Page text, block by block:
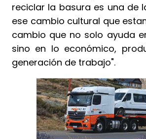
reciclar la basura es una de
ese cambio cultural que
cambio que no solo ayuda
sino en lo económico,
generación de trabajo".